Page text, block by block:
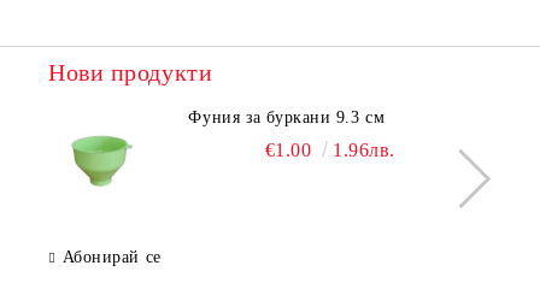
Нови продукти
Фуния за буркани 9.3 см
€1.00 1.96лв.
Абонирай се